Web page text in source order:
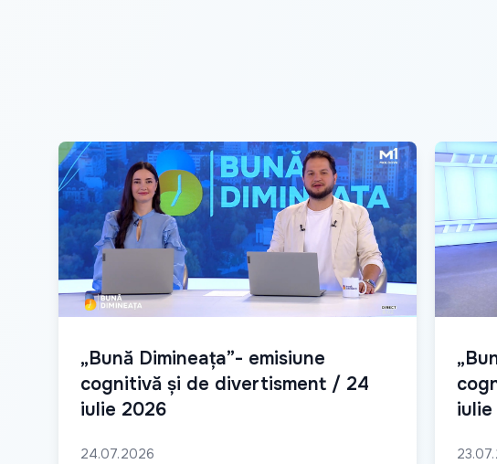
„Bună Dimineața”- emisiune
cognitivă și de divertisment / 24
iulie 2026
24.07.2026